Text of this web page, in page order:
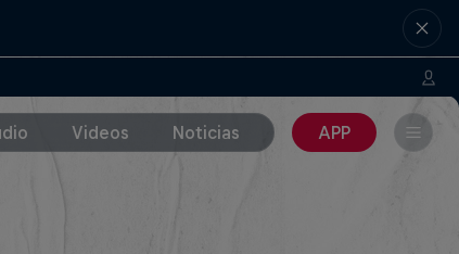
Videos Noticias APP